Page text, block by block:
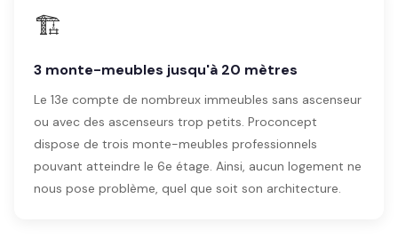
🏗️
3 monte-meubles jusqu'à 20 mètres
Le 13e compte de nombreux immeubles sans ascenseur
ou avec des ascenseurs trop petits. Proconcept
dispose de trois monte-meubles professionnels
pouvant atteindre le 6e étage. Ainsi, aucun logement ne
nous pose problème, quel que soit son architecture.